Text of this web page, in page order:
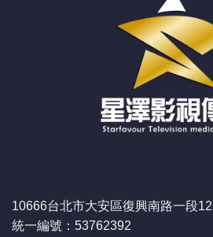
10666台北市大安區復興南路一段
統一編號：53762392